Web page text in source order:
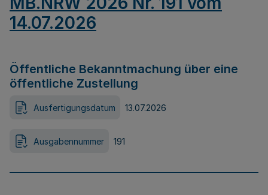
14.07.2026
Öffentliche Bekanntmachung über eine
öffentliche Zustellung
Ausfertigungsdatum 13.07.2026
Ausgabennummer 191